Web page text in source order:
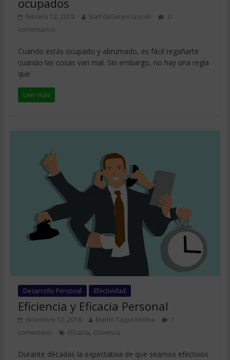
febrero 12, 2019 Staff deGerencia.com
0
comentarios
Cuando estás ocupado y abrumado, es fácil regañarte
cuando las cosas van mal. Sin embargo, no hay una regla
que
Leer más
Desarrollo Personal Efectividad
Eficiencia y Eficacia Personal
diciembre 12, 2018 Martin Taype Molina
1
comentario
Eficacia, Eficiencia
Durante décadas la expectativa de que seamos efectivos